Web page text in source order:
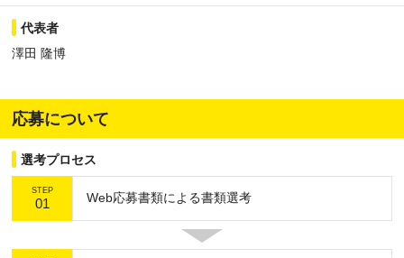
代表者
澤田 隆博
応募について
選考プロセス
STEP
01 Web応募書類による書類選考